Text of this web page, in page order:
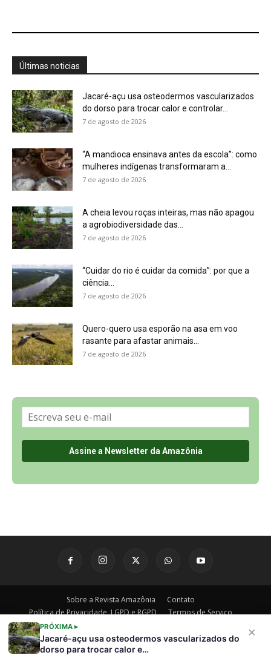
×
PRÓXIMA ▸
Jacaré-açu usa osteodermos vascularizados do
dorso para trocar calor e…
“Cuidar do rio é cuidar da comida”: por que a
7 de agosto de 2026
7 de agosto de 2026
Política de Privacidade, LGPD e RGPD
Últimas Notícias
🌎 Español
©